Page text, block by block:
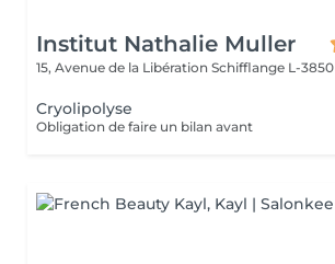
Institut Nathalie Muller
15, Avenue de la Libération Schifflange L-3850
Cryolipolyse
Obligation de faire un bilan avant